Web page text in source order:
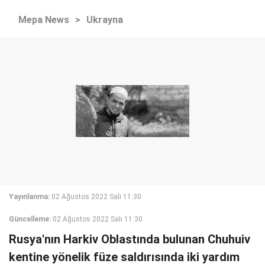
Mepa News > Ukrayna
Yayınlanma: 02 Ağustos 2022 Salı 11:30
Güncelleme: 02 Ağustos 2022 Salı 11:30
Rusya'nın Harkiv Oblastında bulunan Chuhuiv
kentine yönelik füze saldırısında iki yardım